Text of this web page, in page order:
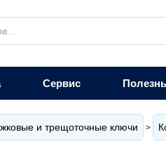
Сервис
и трещоточные ключи >